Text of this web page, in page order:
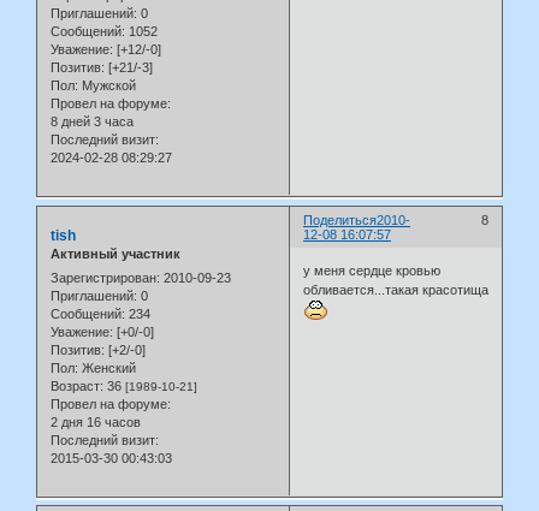
Приглашений: 0
Сообщений: 1052
Уважение: [+12/-0]
Позитив: [+21/-3]
Пол: Мужской
Провел на форуме:
8 дней 3 часа
Последний визит:
2024-02-28 08:29:27
Поделиться 8
2010-
12-08 16:07:57
tish
Активный участник
Зарегистрирован: 2010-09-23
Приглашений: 0
Сообщений: 234
Уважение: [+0/-0]
Позитив: [+2/-0]
Пол: Женский
Возраст: 36 [1989-10-21]
Провел на форуме:
2 дня 16 часов
Последний визит:
2015-03-30 00:43:03
у меня сердце кровью
обливается...такая красотища